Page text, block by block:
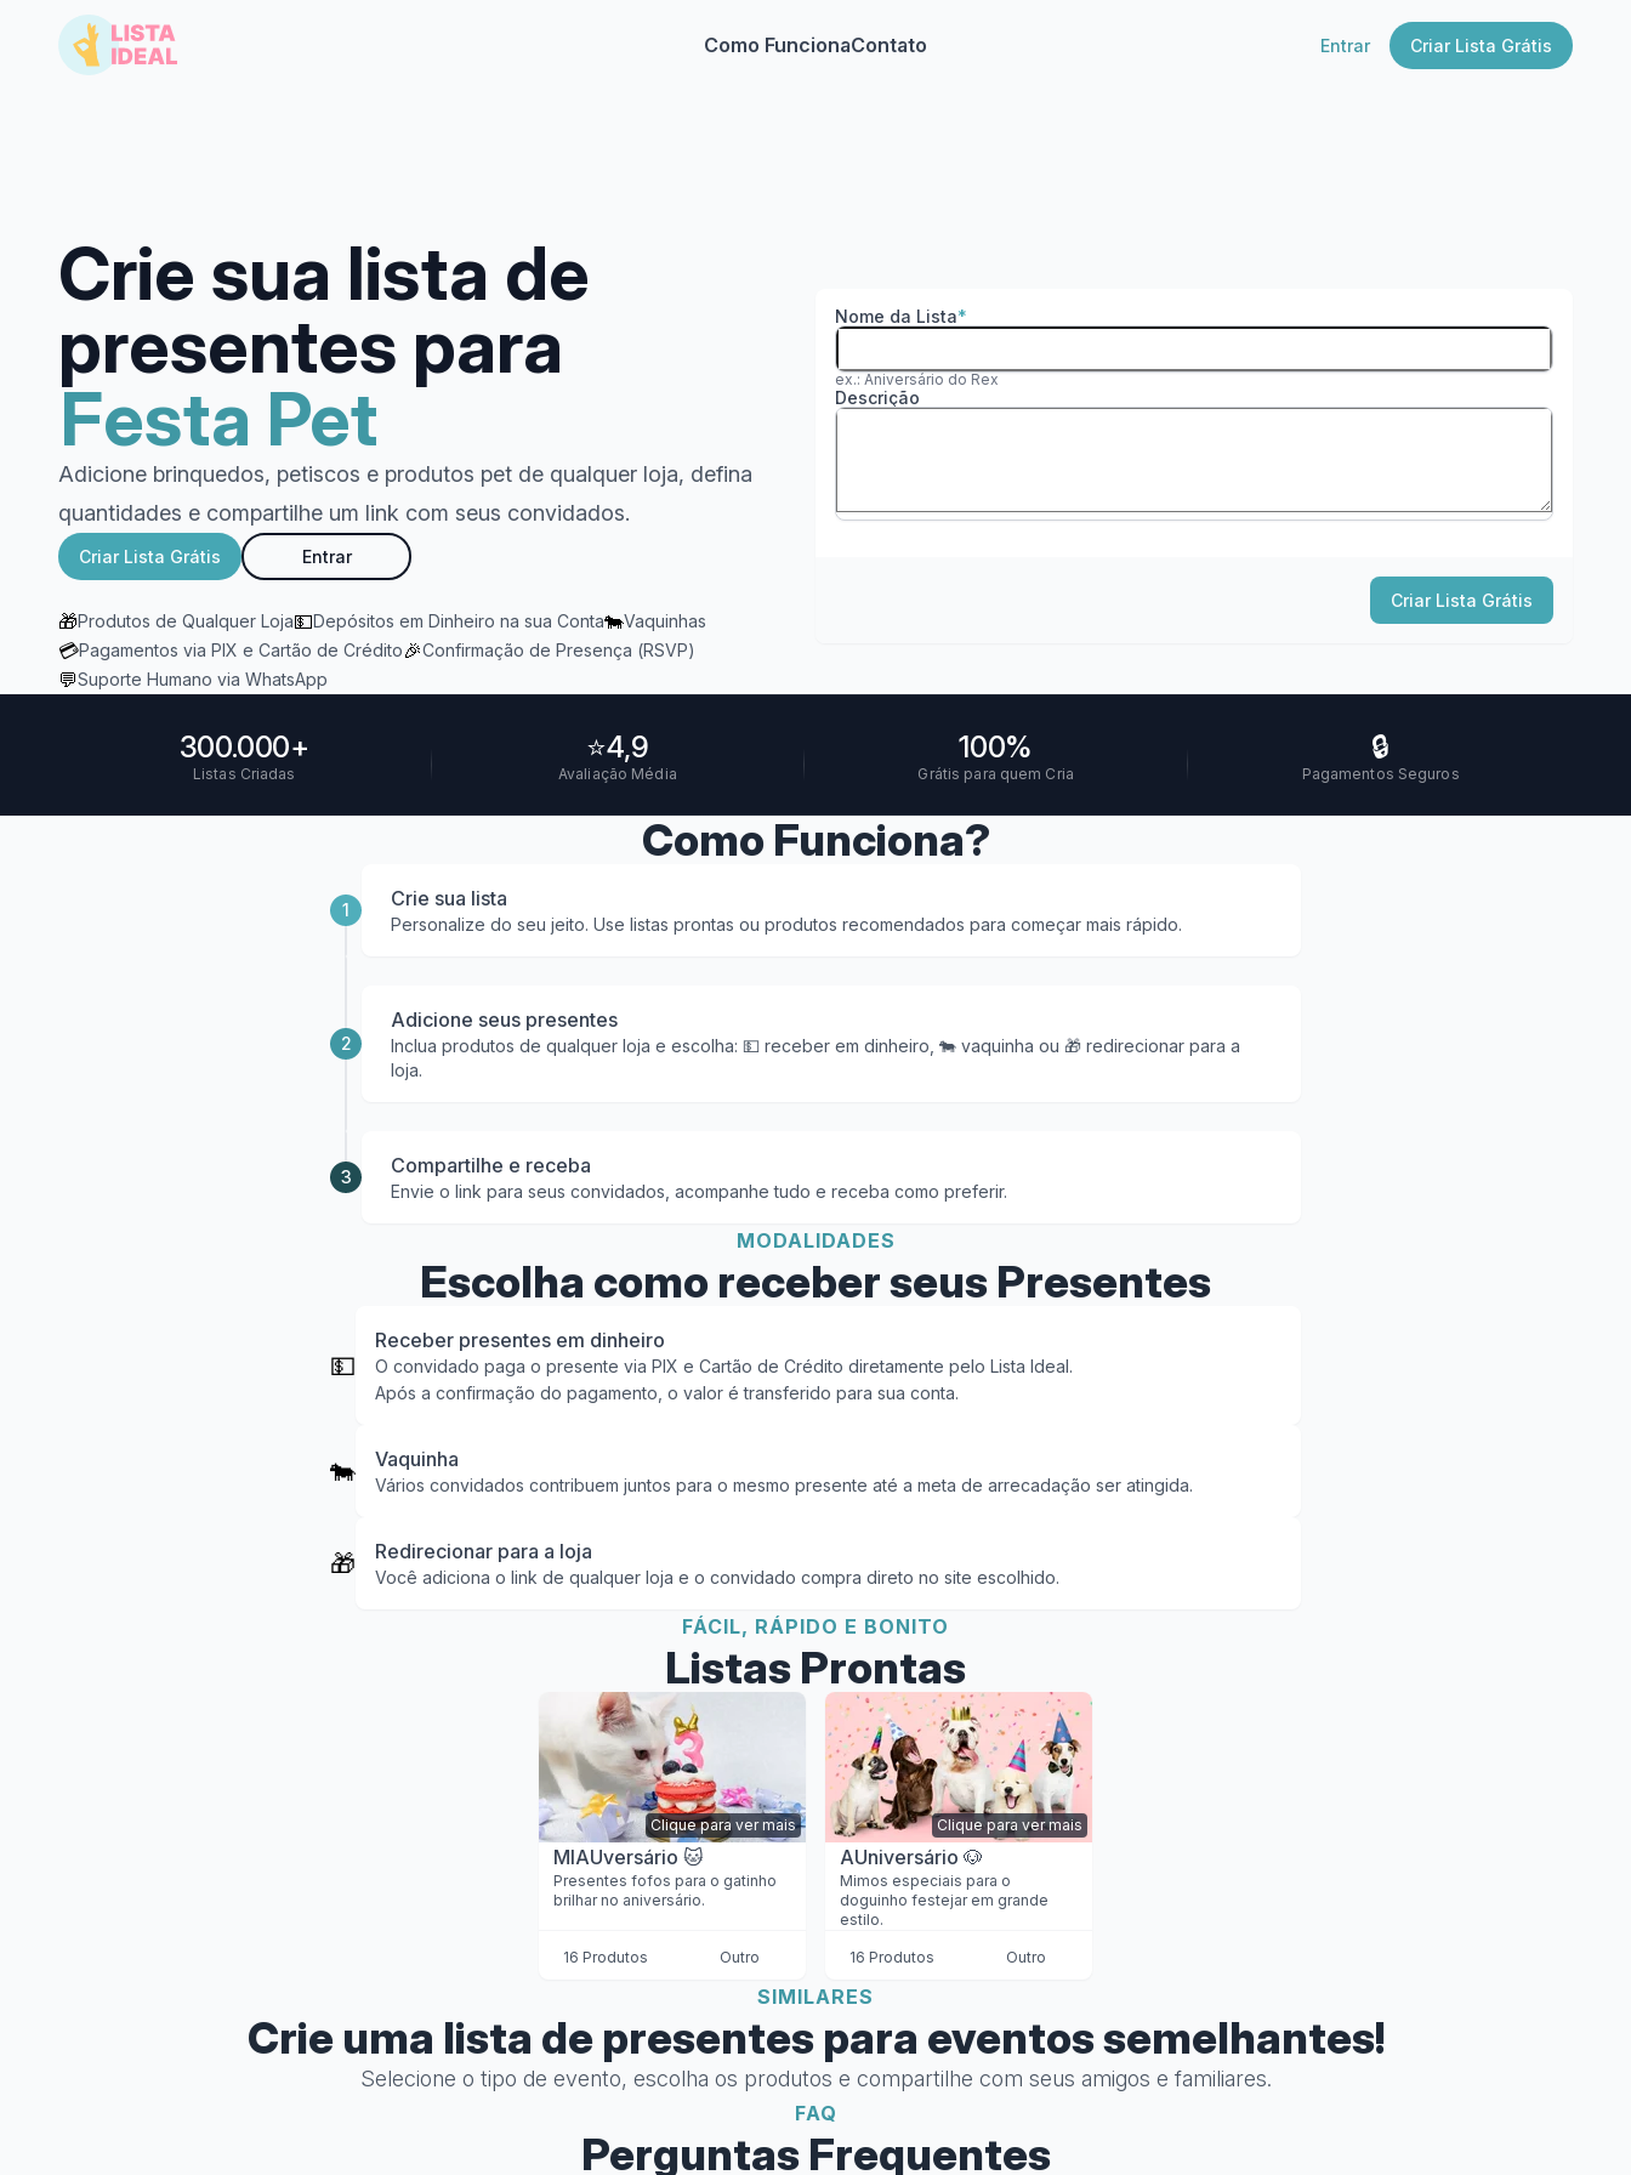
Como FuncionaContato Entrar Criar Lista Grátis
Crie sua lista de
presentes para
Festa Pet
Adicione brinquedos, petiscos e produtos pet de qualquer loja, defina
quantidades e compartilhe um link com seus convidados.
Criar Lista Grátis Entrar
🎁Produtos de Qualquer Loja💵Depósitos em Dinheiro na sua Conta🐄Vaquinhas
💳Pagamentos via PIX e Cartão de Crédito🎉Confirmação de Presença (RSVP)
💬Suporte Humano via WhatsApp
Nome da Lista
ex.: Aniversário do Rex
Descrição
Criar Lista Grátis
300.000+
Listas Criadas
⭐4,9
Avaliação Média
100%
Grátis para quem Cria
🔒
Pagamentos Seguros
Como Funciona?
1 Crie sua lista
Personalize do seu jeito. Use listas prontas ou produtos recomendados para começar mais rápido.
2
Adicione seus presentes
Inclua produtos de qualquer loja e escolha: 💵 receber em dinheiro, 🐄 vaquinha ou 🎁 redirecionar para a
loja.
3 Compartilhe e receba
Envie o link para seus convidados, acompanhe tudo e receba como preferir.
MODALIDADES
Escolha como receber seus Presentes
💵
Receber presentes em dinheiro
O convidado paga o presente via PIX e Cartão de Crédito diretamente pelo Lista Ideal.
Após a confirmação do pagamento, o valor é transferido para sua conta.
🐄 Vaquinha
Vários convidados contribuem juntos para o mesmo presente até a meta de arrecadação ser atingida.
🎁 Redirecionar para a loja
Você adiciona o link de qualquer loja e o convidado compra direto no site escolhido.
FÁCIL, RÁPIDO E BONITO
Listas Prontas
Clique para ver mais
MIAUversário 🐱
Presentes fofos para o gatinho
brilhar no aniversário.
16 Produtos Outro
Clique para ver mais
AUniversário 🐶
Mimos especiais para o
doguinho festejar em grande
estilo.
16 Produtos Outro
SIMILARES
Crie uma lista de presentes para eventos semelhantes!
Selecione o tipo de evento, escolha os produtos e compartilhe com seus amigos e familiares.
FAQ
Perguntas Frequentes